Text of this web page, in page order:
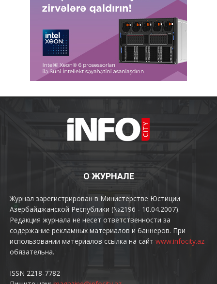
О ЖУРНАЛЕ
Журнал зарегистрирован в Министерстве Юстиции
Азербайджанской Республики (№2196 - 10.04.2007).
Редакция журнала не несет ответственности за
содержание рекламных материалов и баннеров. При
использовании материалов ссылка на сайт www.infocity.az
обязательна.
ISSN 2218-7782